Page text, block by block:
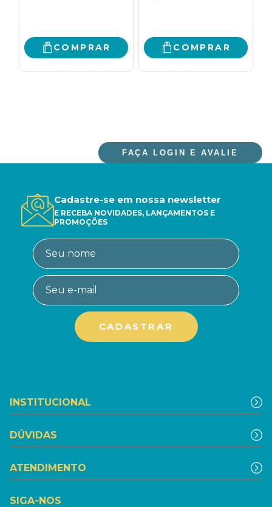
COMPRAR COMPRAR
FAÇA LOGIN E AVALIE
Cadastre-se em nossa newsletter
E RECEBA NOVIDADES, LANÇAMENTOS E
PROMOÇÕES
INSTITUCIONAL
DÚVIDAS
ATENDIMENTO
SIGA-NOS